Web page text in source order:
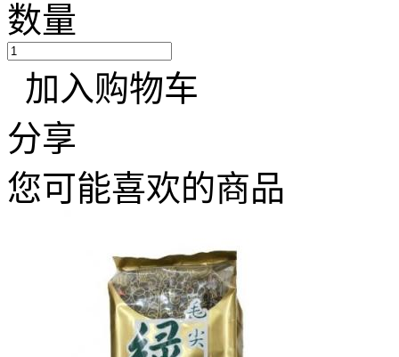
数量
加入购物车
分享
您可能喜欢的商品